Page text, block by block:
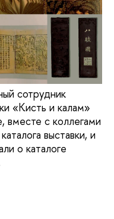
сотрудник
«Кисть и калам»
вместе с коллегами
выставки, и
о каталоге